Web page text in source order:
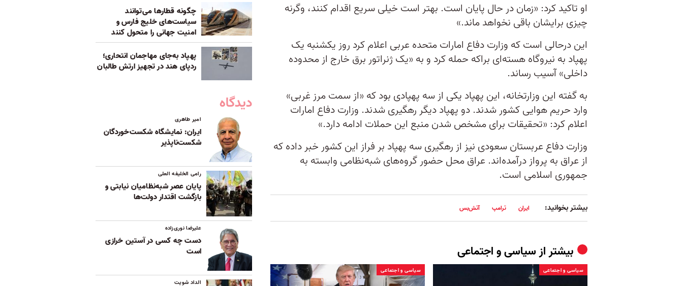
او تاکید کرد: «زمان در حال پایان است. بهتر است خیلی سریع اقدام کنند، وگرنه
چیزی برایشان باقی نخواهد ماند.»
این درحالی است که وزارت دفاع امارات متحده عربی اعلام کرد روز یکشنبه یک
پهپاد به نیروگاه هسته‌ای براکه حمله کرد و به «یک ژنراتور برق خارج از محدوده
داخلی» آسیب رساند.
به گفته این وزارتخانه، این پهپاد یکی از سه پهپادی بود که «از سمت مرز غربی»
وارد حریم هوایی کشور شدند. دو پهپاد دیگر رهگیری شدند. وزارت دفاع امارات
اعلام کرد: «تحقیقات برای مشخص شدن منبع این حملات ادامه دارد.»
وزارت دفاع عربستان سعودی نیز از رهگیری سه پهپاد بر فراز این کشور خبر داده که
از عراق به پرواز درآمده‌اند. عراق محل حضور گروه‌های شبه‌نظامی وابسته به
جمهوری اسلامی است.
بیشتر بخوانید: ایران ترامپ آتش‌بس
بیشتر ازسیاسی و اجتماعی
سیاسی و اجتماعی سیاسی و اجتماعی
چگونه قطارها می‌توانند
سیاست‌های خلیج فارس و
امنیت جهانی را متحول کنند
پهپاد به‌جای مهاجمان انتحاری؛
ردپای هند در تجهیز ارتش طالبان
دیدگاه
امیر طاهری
ایران: نمایشگاه شکست‌خوردگان
شکست‌ناپذیر
رامی الخلیفه العلی
پایان عصر شبه‌نظامیان نیابتی و
بازگشت اقتدار دولت‌ها
علیرضا نوری‌زاده
دست چه کسی در آستین خرازی
است
الداد شویت